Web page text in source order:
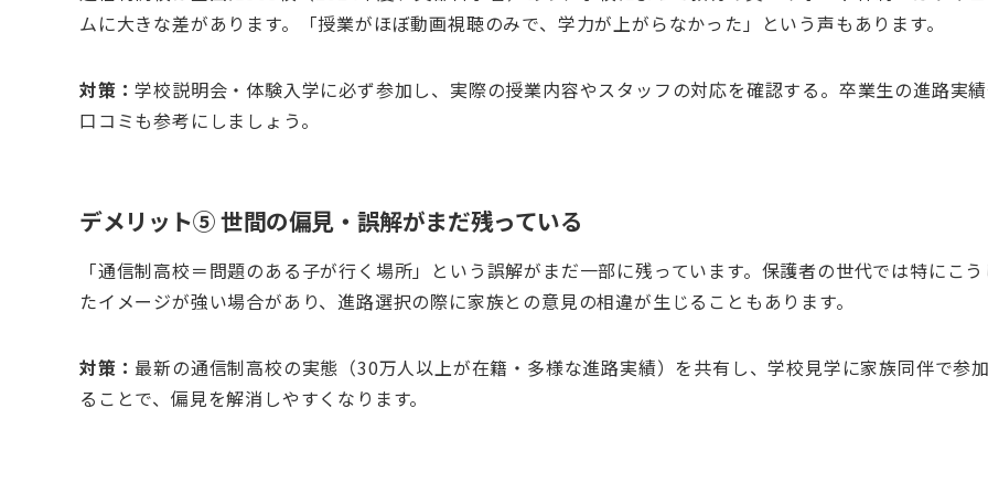
ムに大きな差があります。「授業がほぼ動画視聴のみで、学力が上がらなかった」という声もあります。
対策：学校説明会・体験入学に必ず参加し、実際の授業内容やスタッフの対応を確認する。卒業生の進路実
口コミも参考にしましょう。
デメリット⑤ 世間の偏見・誤解がまだ残っている
「通信制高校＝問題のある子が行く場所」という誤解がまだ一部に残っています。保護者の世代では特にこう
たイメージが強い場合があり、進路選択の際に家族との意見の相違が生じることもあります。
対策：最新の通信制高校の実態（30万人以上が在籍・多様な進路実績）を共有し、学校見学に家族同伴で参
ることで、偏見を解消しやすくなります。